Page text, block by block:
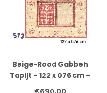
Beige-Rood Gabbeh
Tapijt – 122 x 076 cm –
Handgeknoopt Wol
€690,00